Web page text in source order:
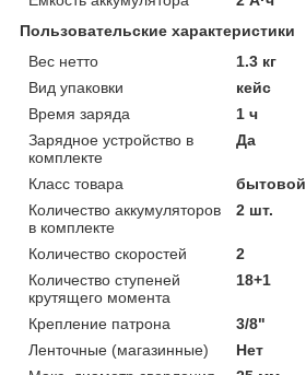
Пользовательские характеристики
Вес нетто
1.3 кг
Вид упаковки
кейс
Время заряда
1 ч
Зарядное устройство в
комплекте
Да
Класс товара
бытовой
Количество аккумуляторов
в комплекте
2 шт.
Количество скоростей
2
Количество ступеней
крутящего момента
18+1
Крепление патрона
3/8"
Ленточные (магазинные)
Нет